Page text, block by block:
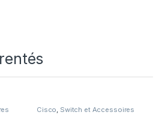
Cisco, Switch et Accessoires